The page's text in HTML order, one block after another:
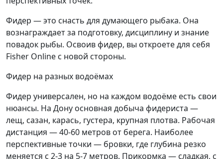
Фидер — это снасть для думающего рыбака. Она
вознаграждает за подготовку, дисциплину и знание
повадок рыбы. Освоив фидер, вы откроете для себя
Fisher Online с новой стороны.
Фидер на разных водоёмах
Фидер универсален, но на каждом водоёме есть свои
нюансы. На Дону основная добыча фидериста —
лещ, сазан, карась, густера, крупная плотва. Рабочая
дистанция — 40-60 метров от берега. Наиболее
перспективные точки — бровки, где глубина резко
меняется с 2-3 на 5-7 метров. Прикормка — сладкая, с